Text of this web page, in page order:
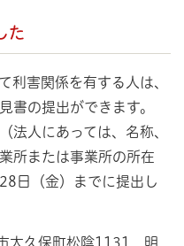
た
害関係を有する人は、
書の提出ができます。
人にあっては、名称、
所または事業所の所在
日（金）までに提出し
大久保町松陰1131 明